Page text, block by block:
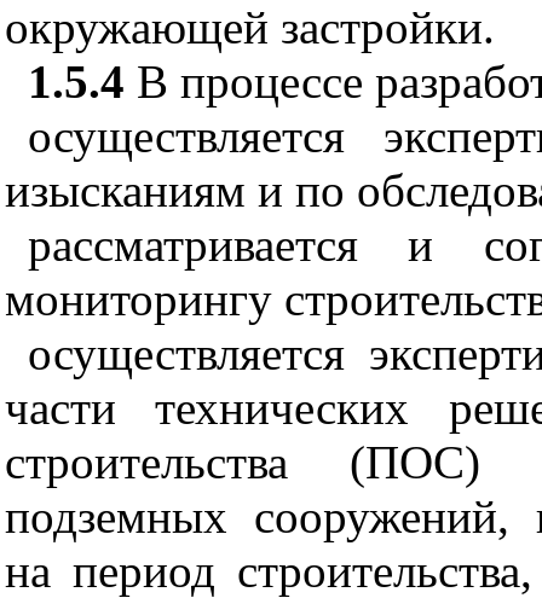
окружающей застройки.
1.5.4 В процессе
осуществляется
изысканиям и по
рассматривается и
мониторингу
осуществляется
части технических
строительства (ПОС)
подземных сооружений,
на период